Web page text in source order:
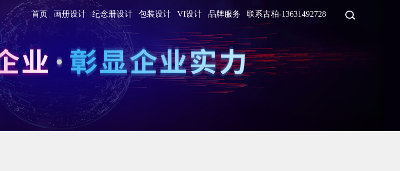
首页 画册设计 纪念册设计 包装设计 VI设计 品牌服务 联系古柏-13631492728